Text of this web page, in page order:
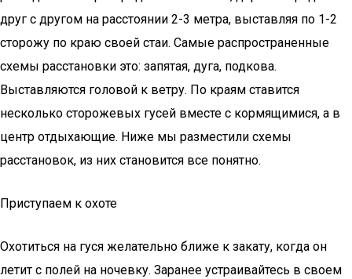
друг с другом на расстоянии 2-3 метра, выставляя по 1-2
сторожу по краю своей стаи. Самые распространенные
схемы расстановки это: запятая, дуга, подкова.
Выставляются головой к ветру. По краям ставится
несколько сторожевых гусей вместе с кормящимися, а в
центр отдыхающие. Ниже мы разместили схемы
расстановок, из них становится все понятно.
Приступаем к охоте
Охотиться на гуся желательно ближе к закату, когда он
летит с полей на ночевку. Заранее устраивайтесь в своем